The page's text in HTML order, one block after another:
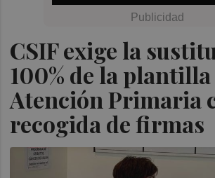
CSIF exige la
100% de la plantilla
Atención Primaria
recogida de firmas